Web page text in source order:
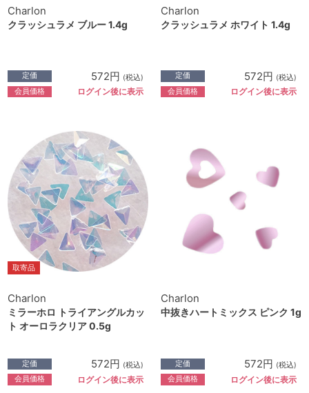
Charlon
クラッシュラメ ブルー 1.4g
定価 572円 (税込)
会員価格 ログイン後に表示
Charlon
クラッシュラメ ホワイト 1.4g
定価 572円 (税込)
会員価格 ログイン後に表示
取寄品
Charlon
ミラーホロ トライアングルカッ
ト オーロラクリア 0.5g
定価 572円 (税込)
会員価格 ログイン後に表示
Charlon
中抜きハートミックス ピンク 1g
定価 572円 (税込)
会員価格 ログイン後に表示